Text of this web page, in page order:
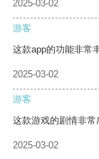
2025-03-02
游客
这款app的功能非常
2025-03-02
游客
这款游戏的剧情非常
2025-03-02